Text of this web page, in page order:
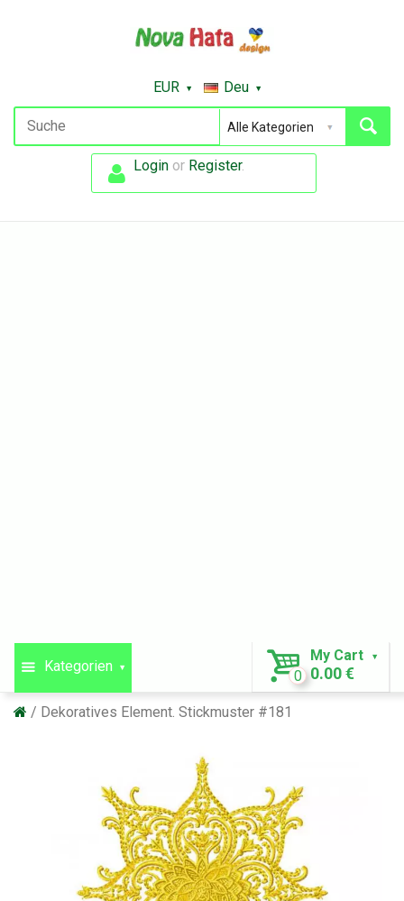
EUR Deu
Login or Register.
Kategorien
My Cart
0 0.00 €
Dekoratives Element. Stickmuster #181